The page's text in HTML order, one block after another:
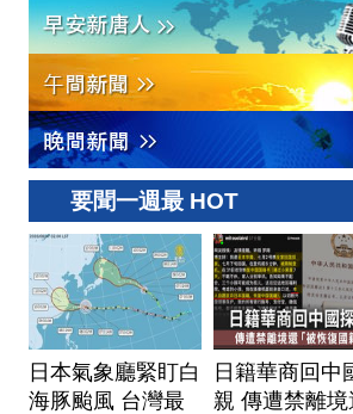
要聞一週最 HOT
日本氣象廳緊盯白
海豚颱風 台灣最
日籍華商回中
親 傳遭禁離境